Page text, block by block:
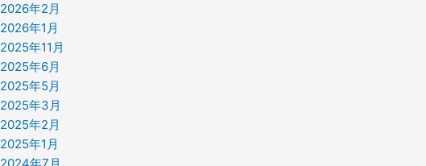
2026年2月
2026年1月
2025年11月
2025年6月
2025年5月
2025年3月
2025年2月
2025年1月